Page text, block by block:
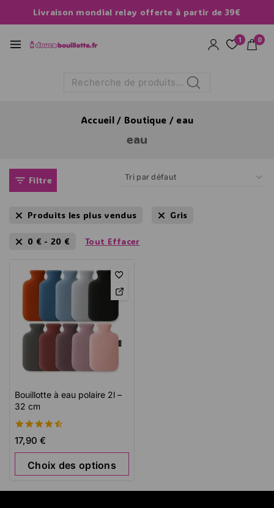
Livraison mondial relay offerte à partir de 39€
1 0
Recherche
Accueil / Boutique / eau
eau
Filtre
Produits les plus vendus Gris
0 €- 20 € Tout Effacer
Bouillotte à eau polaire 2l –
32 cm
4.56
de 5
17,90 €
Choix des options